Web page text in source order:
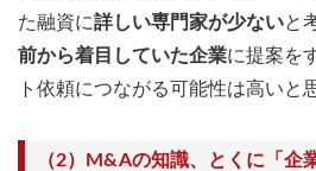
た融資に詳しい専門家が少ないと
前から着目していた企業に提案を
ト依頼につながる可能性は高いと
（2）M&Aの知識、とくに「企